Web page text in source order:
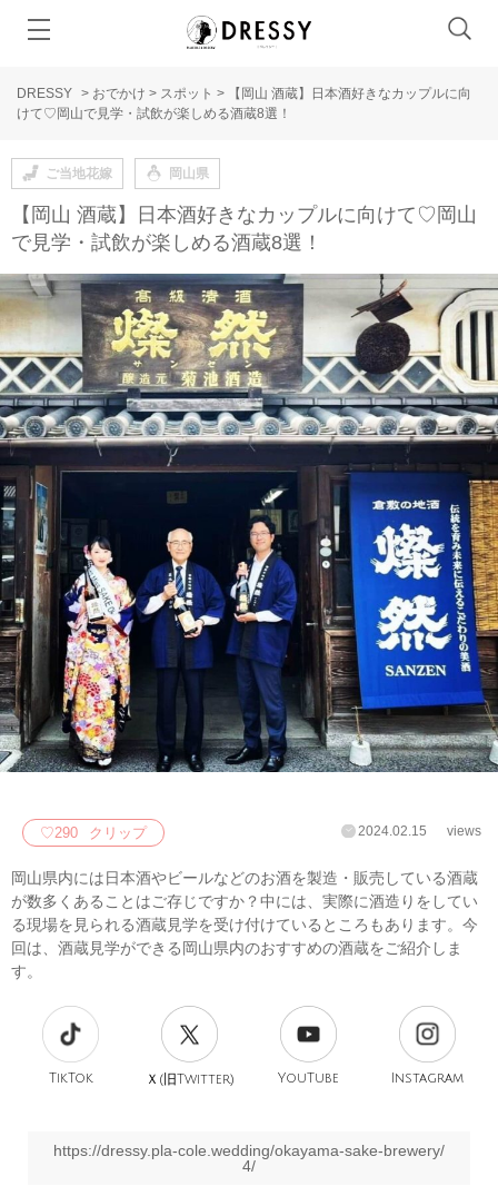
DRESSY > おでかけ > スポット >
【岡山 酒蔵】日本酒好きなカップルに向
けて♡岡山で見学・試飲が楽しめる酒蔵8選！
ご当地花嫁 岡山県
【岡山 酒蔵】日本酒好きなカップルに向けて♡岡山
で見学・試飲が楽しめる酒蔵8選！
♡290 クリップ 2024.02.15 views
岡山県内には日本酒やビールなどのお酒を製造・販売している酒蔵
が数多くあることはご存じですか？中には、実際に酒造りをしてい
る現場を見られる酒蔵見学を受け付けているところもあります。今
回は、酒蔵見学ができる岡山県内のおすすめの酒蔵をご紹介しま
す。
TikTok Ｘ(旧Twitter) YouTube Instagram
https://dressy.pla-cole.wedding/okayama-sake-brewery/
4/